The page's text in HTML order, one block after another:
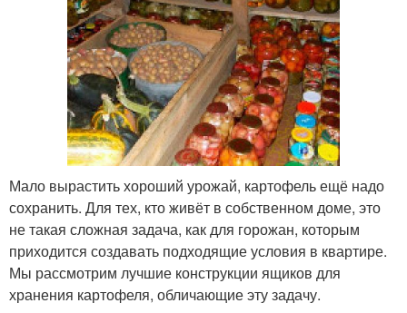
Мало вырастить хороший урожай, картофель ещё надо
сохранить. Для тех, кто живёт в собственном доме, это
не такая сложная задача, как для горожан, которым
приходится создавать подходящие условия в квартире.
Мы рассмотрим лучшие конструкции ящиков для
хранения картофеля, обличающие эту задачу.